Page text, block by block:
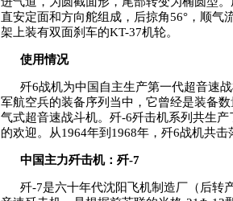
直安定面和方向舵组成，后掠角56°，顺
架上装有双面刹车的KT-37机轮。
使用情况
歼6战机为中国自主生产第一代超音速
军航空兵的装备序列当中，它曾经是装备
气式超音速战斗机。歼-6歼击机系列共生
的欢迎。从1964年到1968年，歼6战机共
中国主力歼击机：歼-7
歼-7是六十年代沈阳飞机制造厂（后转